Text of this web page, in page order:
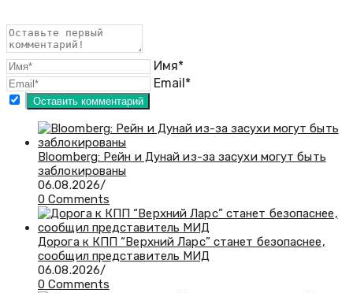
Имя*
Email*
Bloomberg: Рейн и Дунай из-за засухи могут быть
заблокированы
06.08.2026/
0 Comments
Дорога к КПП “Верхний Ларс” станет безопаснее,
сообщил представитель МИД
06.08.2026/
0 Comments